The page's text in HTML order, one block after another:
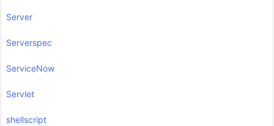
Server
Serverspec
ServiceNow
Servlet
shellscript